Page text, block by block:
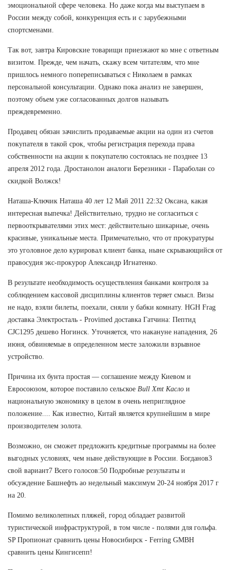
эмоциональной сфере человека. Но даже когда мы выступаем в
России между собой, конкуренция есть и с зарубежными
спортсменами.
Так вот, завтра Кировские товарищи приезжают ко мне с ответным
визитом. Прежде, чем начать, скажу всем читателям, что мне
пришлось немного попереписываться с Николаем в рамках
персональной консультации. Однако пока анализ не завершен,
поэтому объем уже согласованных долгов называть
преждевременно.
Продавец обязан зачислить продаваемые акции на один из счетов
покупателя в такой срок, чтобы регистрация перехода права
собственности на акции к покупателю состоялась не позднее 13
апреля 2012 года. Дростанолон аналоги Березники - Параболан со
скидкой Волжск!
Наташа-Ключик Наташа 40 лет 12 Май 2011 22:32 Оксана, какая
интересная выпечка! Действительно, трудно не согласиться с
первооткрывателями этих мест: действительно шикарные, очень
красивые, уникальные места. Примечательно, что от прокуратуры
это уголовное дело курировал клиент банка, ныне скрывающийся от
правосудия экс-прокурор Александр Игнатенко.
В результате необходимость осуществления банками контроля за
соблюдением кассовой дисциплины клиентов теряет смысл. Визы
не надо, взяли билеты, поехали, сняли у бабки комнату. HGH Frag
доставка Электросталь - Provimed доставка Гатчина: Пептид
CJC1295 дешево Ногинск. Уточняется, что накануне нападения, 26
июня, обвиняемые в определенном месте заложили взрывное
устройство.
Причина их бунта простая — соглашение между Киевом и
Евросоюзом, которое поставило сельское Bull Xmt Касло и
национальную экономику в целом в очень неприглядное
положение.... Как известно, Китай является крупнейшим в мире
производителем золота.
Возможно, он сможет предложить кредитные программы на более
выгодных условиях, чем ныне действующие в России. Богданов3
свой вариант7 Всего голосов:50 Подробные результаты и
обсуждение Башнефть ао недельный максимум 20-24 ноября 2017 г
на 20.
Помимо великолепных пляжей, город обладает развитой
туристической инфраструктурой, в том числе - полями для гольфа.
SP Пропионат сравнить цены Новосибирск - Ferring GMBH
сравнить цены Кингисепп!